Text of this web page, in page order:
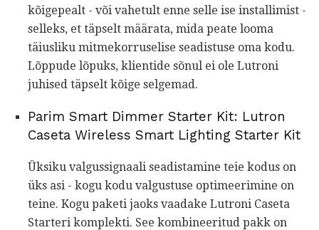
kõigepealt - või vahetult enne selle ise installimist -
selleks, et täpselt määrata, mida peate looma
täiusliku mitmekorruselise seadistuse oma kodu.
Lõppude lõpuks, klientide sõnul ei ole Lutroni
juhised täpselt kõige selgemad.
Parim Smart Dimmer Starter Kit: Lutron
Caseta Wireless Smart Lighting Starter Kit
Üksiku valgussignaali seadistamine teie kodus on
üks asi - kogu kodu valgustuse optimeerimine on
teine. Kogu paketi jaoks vaadake Lutroni Caseta
Starteri komplekti. See kombineeritud pakk on